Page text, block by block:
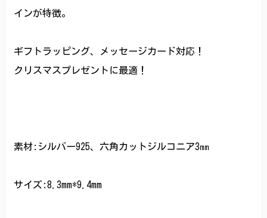
インが特徴。
ギフトラッピング、メッセージカード対応！
クリスマスプレゼントに最適！
素材:シルバー925、六角カットジルコニア3㎜
サイズ:8.3mm*9.4mm